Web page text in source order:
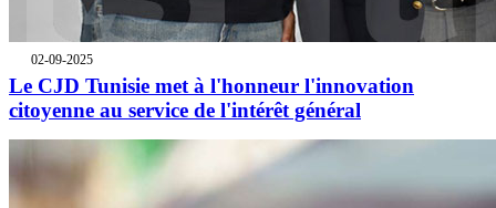
02-09-2025
Le CJD Tunisie met à l'honneur l'innovation
citoyenne au service de l'intérêt général